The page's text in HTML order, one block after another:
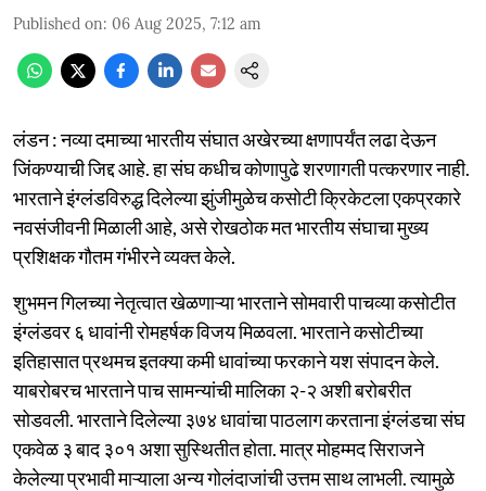
Published on: 06 Aug 2025, 7:12 am
लंडन : नव्या दमाच्या भारतीय संघात अखेरच्या क्षणापर्यंत लढा देऊन
जिंकण्याची जिद्द आहे. हा संघ कधीच कोणापुढे शरणागती पत्करणार नाही.
भारताने इंग्लंडविरुद्ध दिलेल्या झुंजीमुळेच कसोटी क्रिकेटला एकप्रकारे
नवसंजीवनी मिळाली आहे, असे रोखठोक मत भारतीय संघाचा मुख्य
प्रशिक्षक गौतम गंभीरने व्यक्त केले.
शुभमन गिलच्या नेतृत्वात खेळणाऱ्या भारताने सोमवारी पाचव्या कसोटीत
इंग्लंडवर ६ धावांनी रोमहर्षक विजय मिळवला. भारताने कसोटीच्या
इतिहासात प्रथमच इतक्या कमी धावांच्या फरकाने यश संपादन केले.
याबरोबरच भारताने पाच सामन्यांची मालिका २-२ अशी बरोबरीत
सोडवली. भारताने दिलेल्या ३७४ धावांचा पाठलाग करताना इंग्लंडचा संघ
एकवेळ ३ बाद ३०१ अशा सुस्थितीत होता. मात्र मोहम्मद सिराजने
केलेल्या प्रभावी माऱ्याला अन्य गोलंदाजांची उत्तम साथ लाभली. त्यामुळे